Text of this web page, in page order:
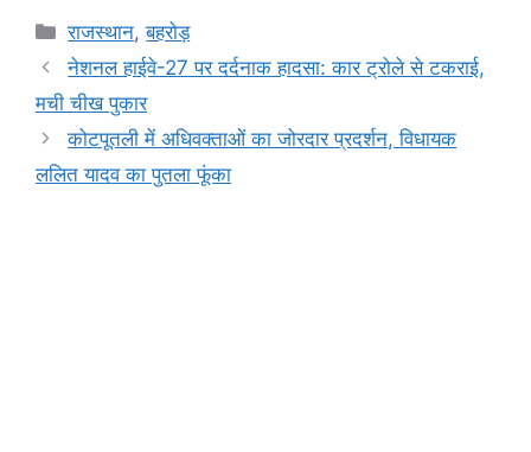
c
e
b
o
o
at
s
A
p
p
s
n
g
gr
m
y
n
e
Categories
राजस्थान,बहरोड़
नेशनल हाईवे-27 पर दर्दनाक हादसा: कार ट्रोले से टकराई,
मची चीख पुकार
कोटपूतली में अधिवक्ताओं का जोरदार प्रदर्शन, विधायक
ललित यादव का पुतला फूंका